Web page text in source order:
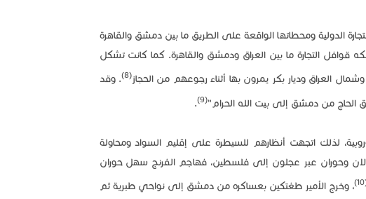
الدولية ومحطاتها الواقعة على الطريق ما بين دمشق والقاهرة
التجارة ما بين العراق ودمشق والقاهرة. كما كانت تشكل
العراق وديار بكر يمرون بها أثناء رجوعهم من الحجاز(8) . وقد
الحاج من دمشق إلى بيت الله الحرام"(9)
.
لذلك اتجهت أنظارهم للسيطرة على إقليم السواد ومحاولة
وحوران عبر عجلون إلى فلسطين، فهاجم الفرنج سهل حوران
، وخرج الأمير طغتكين بعساكره من دمشق إلى نواحي طبرية ثم